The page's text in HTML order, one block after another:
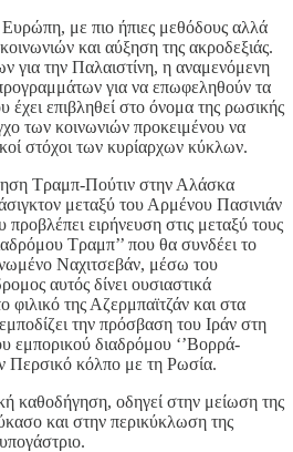
με πιο ήπιες μεθόδους αλλά
και αύξηση της ακροδεξιάς.
για την Παλαιστίνη, η αναμενόμενη
για να επωφεληθούν τα
έχει επιβληθεί στο όνομα της ρωσικής
των κοινωνιών προκειμένου να
στόχοι των κυρίαρχων κύκλων.
Τραμπ-Πούτιν στην Αλάσκα
μεταξύ του Αρμένου Πασινιάν
ειρήνευση στις μεταξύ τους
Τραμπ’’ που θα συνδέει το
Ναχιτσεβάν, μέσω του
αυτός δίνει ουσιαστικά
της Αζερμπαϊτζάν και στα
την πρόσβαση του Ιράν στη
εμπορικού διαδρόμου ‘’Βορρά-
Περσικό κόλπο με τη Ρωσία.
καθοδήγηση, οδηγεί στην μείωση της
και στην περικύκλωση της